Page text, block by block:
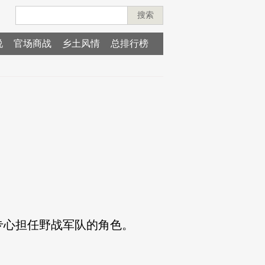
搜索
官场商战 乡土风情 总排行榜
任野战军队的角色。